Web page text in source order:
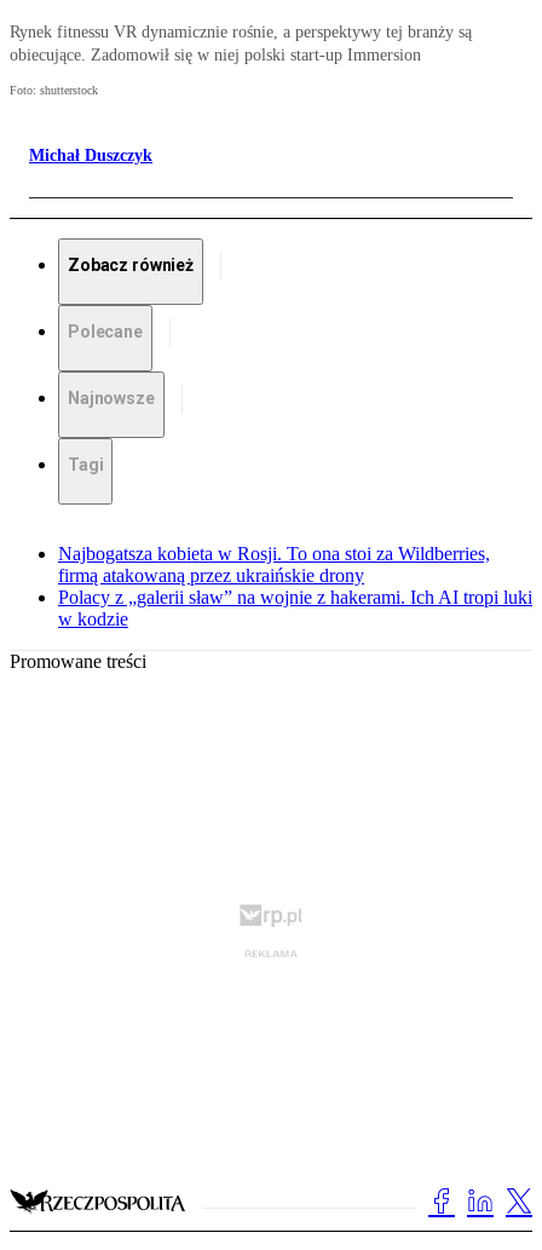
Rynek fitnessu VR dynamicznie rośnie, a perspektywy tej branży są
obiecujące. Zadomowił się w niej polski start-up Immersion
Foto: shutterstock
Michał Duszczyk
Zobacz również
Polecane
Najnowsze
Tagi
Najbogatsza kobieta w Rosji. To ona stoi za Wildberries,
firmą atakowaną przez ukraińskie drony
Polacy z „galerii sław” na wojnie z hakerami. Ich AI tropi luki
w kodzie
Promowane treści